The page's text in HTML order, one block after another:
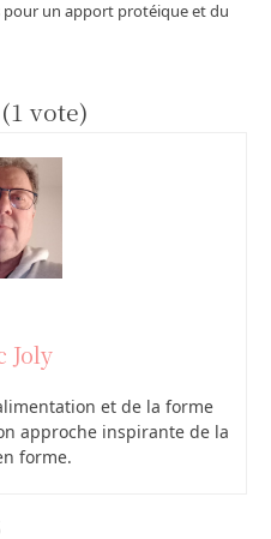
pour un apport protéique et du
vote)
Joly
et de la forme
approche inspirante de la
forme.